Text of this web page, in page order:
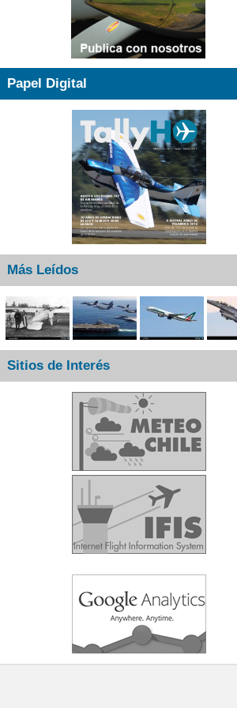
Papel Digital
Más Leídos
Sitios de Interés